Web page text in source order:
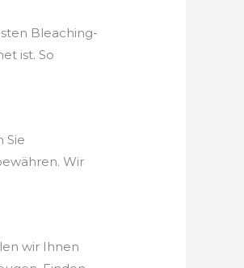
Bleaching-
ist. So
Sie
Wir
wir Ihnen